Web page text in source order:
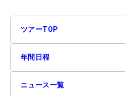
ツアーTOP
年間日程
ニュース一覧